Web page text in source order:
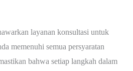
layanan konsultasi untuk
memenuhi semua persyaratan
bahwa setiap langkah dalam